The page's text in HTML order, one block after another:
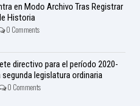
en Modo Archivo Tras Registrar
Historia
0 Comments
directivo para el período 2020-
segunda legislatura ordinaria
0 Comments